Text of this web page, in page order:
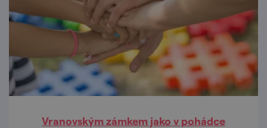
Vranovským zámkem jako v pohádce